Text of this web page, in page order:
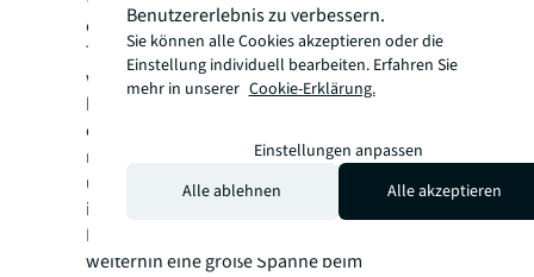
entsprechend renoviert werden. Auch das
Thema Umnutzung zu Wohnen wird 2025
weiter die Diskussionen beherrschen und
kann für einen Teil der Leerstandsflächen
eine Option sein. Egal, in welche Richtung
man denkt, der Büromarkt bedarf
umfassender Investitionen gepaart mit
innovativen Nutzungsoptionen.
Innerhalb der Hochburgen zeigt sich
weiterhin eine große Spanne beim
Benutzererlebnis zu verbessern.
Sie können alle Cookies akzeptieren oder die
Einstellung individuell bearbeiten. Erfahren Sie
mehr in unserer Cookie-Erklärung.
Einstellungen anpassen
Alle ablehnen
Alle akzeptieren